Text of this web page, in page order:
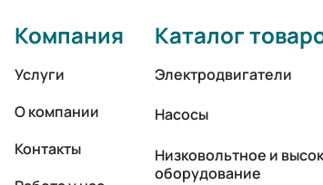
Компания
Услуги
О компании
Контакты
Каталог
Электродвигатели
Насосы
Низковольтное и
оборудование